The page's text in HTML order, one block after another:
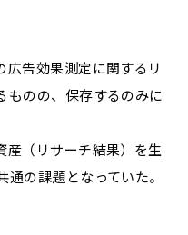
広告効果測定に関するリ
ものの、保存するのみに
産（リサーチ結果）を生
の課題となっていた。